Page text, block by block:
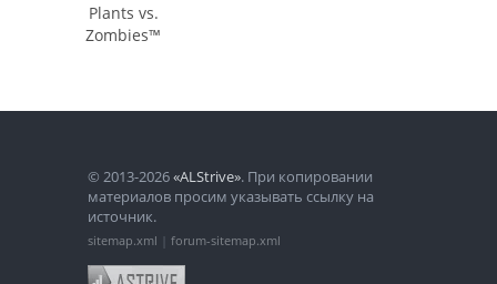
Plants vs.
Zombies™
© 2013-2026«ALStrive». При копировании
материалов просим указывать ссылку на
источник.
sitemap.xml forum-sitemap.xml